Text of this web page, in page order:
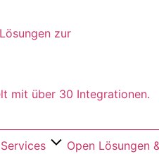
zur
mit über 30 Integrationen.
Open Lösungen